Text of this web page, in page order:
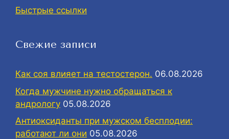
Быстрые ссылки
Свежие записи
Как соя влияет на тестостерон. 06.08.2026
Когда мужчине нужно обращаться к
андрологу 05.08.2026
Антиоксиданты при мужском бесплодии:
работают ли они 05.08.2026